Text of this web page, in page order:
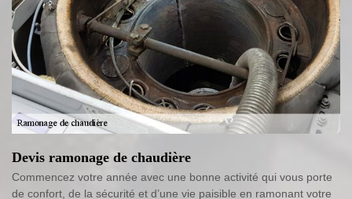
Devis ramonage de chaudière
Commencez votre année avec une bonne activité qui vous porte
de confort, de la sécurité et d’une vie paisible en ramonant votre